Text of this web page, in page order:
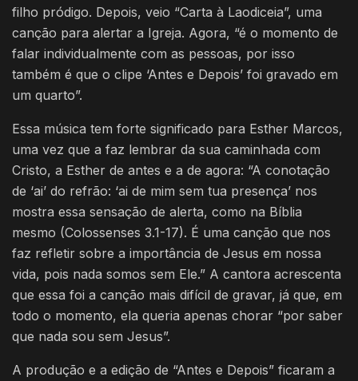
filho pródigo. Depois, veio “Carta à Laodiceia”, uma
canção para alertar a Igreja. Agora, “é o momento de
falar individualmente com as pessoas, por isso
também é que o clipe ‘Antes e Depois’ foi gravado em
um quarto”.
Essa música tem forte significado para Esther Marcos,
uma vez que a faz lembrar da sua caminhada com
Cristo, a Esther de antes e a de agora: “A conotação
de ‘ai’ do refrão: ‘ai de mim sem tua presença’ nos
mostra essa sensação de alerta, como na Bíblia
mesmo (Colossenses 3.1-17). É uma canção que nos
faz refletir sobre a importância de Jesus em nossa
vida, pois nada somos sem Ele.” A cantora acrescenta
que essa foi a canção mais difícil de gravar, já que, em
todo o momento, ela queria apenas chorar “por saber
que nada sou sem Jesus”.
A produção e a edição de “Antes e Depois” ficaram a